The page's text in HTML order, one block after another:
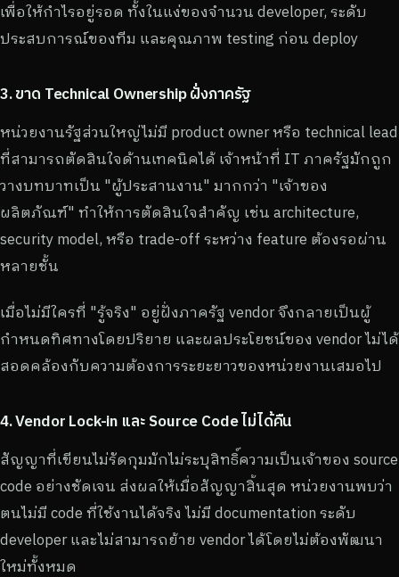
เพื่อให้กำไรอยู่รอด ทั้งในแง่ของจำนวน developer, ระดับ
ประสบการณ์ของทีม และคุณภาพ testing ก่อน deploy
3. ขาด Technical Ownership ฝั่งภาครัฐ
หน่วยงานรัฐส่วนใหญ่ไม่มี product owner หรือ technical lead
ที่สามารถตัดสินใจด้านเทคนิคได้ เจ้าหน้าที่ IT ภาครัฐมักถูก
วางบทบาทเป็น "ผู้ประสานงาน" มากกว่า "เจ้าของ
ผลิตภัณฑ์" ทำให้การตัดสินใจสำคัญ เช่น architecture,
security model, หรือ trade-off ระหว่าง feature ต้องรอผ่าน
หลายชั้น
เมื่อไม่มีใครที่ "รู้จริง" อยู่ฝั่งภาครัฐ vendor จึงกลายเป็นผู้
กำหนดทิศทางโดยปริยาย และผลประโยชน์ของ vendor ไม่ได้
สอดคล้องกับความต้องการระยะยาวของหน่วยงานเสมอไป
4. Vendor Lock-in และ Source Code ไม่ได้คืน
สัญญาที่เขียนไม่รัดกุมมักไม่ระบุสิทธิ์ความเป็นเจ้าของ source
code อย่างชัดเจน ส่งผลให้เมื่อสัญญาสิ้นสุด หน่วยงานพบว่า
ตนไม่มี code ที่ใช้งานได้จริง ไม่มี documentation ระดับ
developer และไม่สามารถย้าย vendor ได้โดยไม่ต้องพัฒนา
ใหม่ทั้งหมด